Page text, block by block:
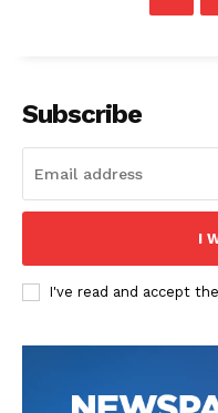
Subscribe
I
I've read and accept the